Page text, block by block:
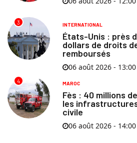
3 INTERNATIONAL
États-Unis : près
dollars de droits
remboursés
06 août 2026 - 13:00
4 MAROC
Fès : 40 millions
les
civile
06 août 2026 - 14:00